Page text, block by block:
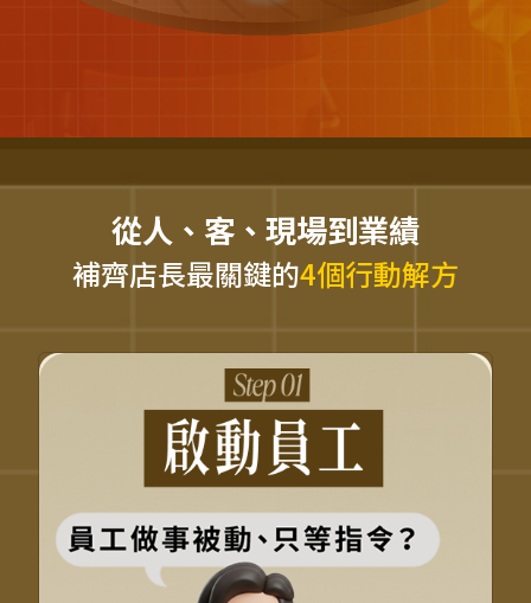
從人、客、現場到業績
補齊店長最關鍵的4個行動解方
用動機 × 行為設計，讓
員工真正「願意動」
從盯進度，轉為啟動投入感
讓員工懂為什麼，不只怎麼做
從被動執行，變成主動補位